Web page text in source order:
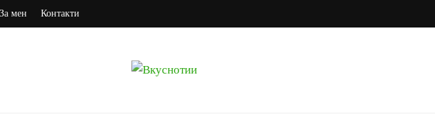
За мен Контакти